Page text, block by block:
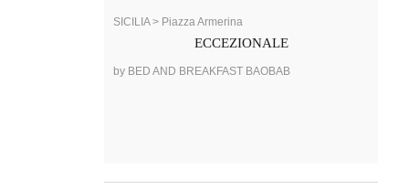
SICILIA > Piazza Armerina
ECCEZIONALE
by BED AND BREAKFAST BAOBAB